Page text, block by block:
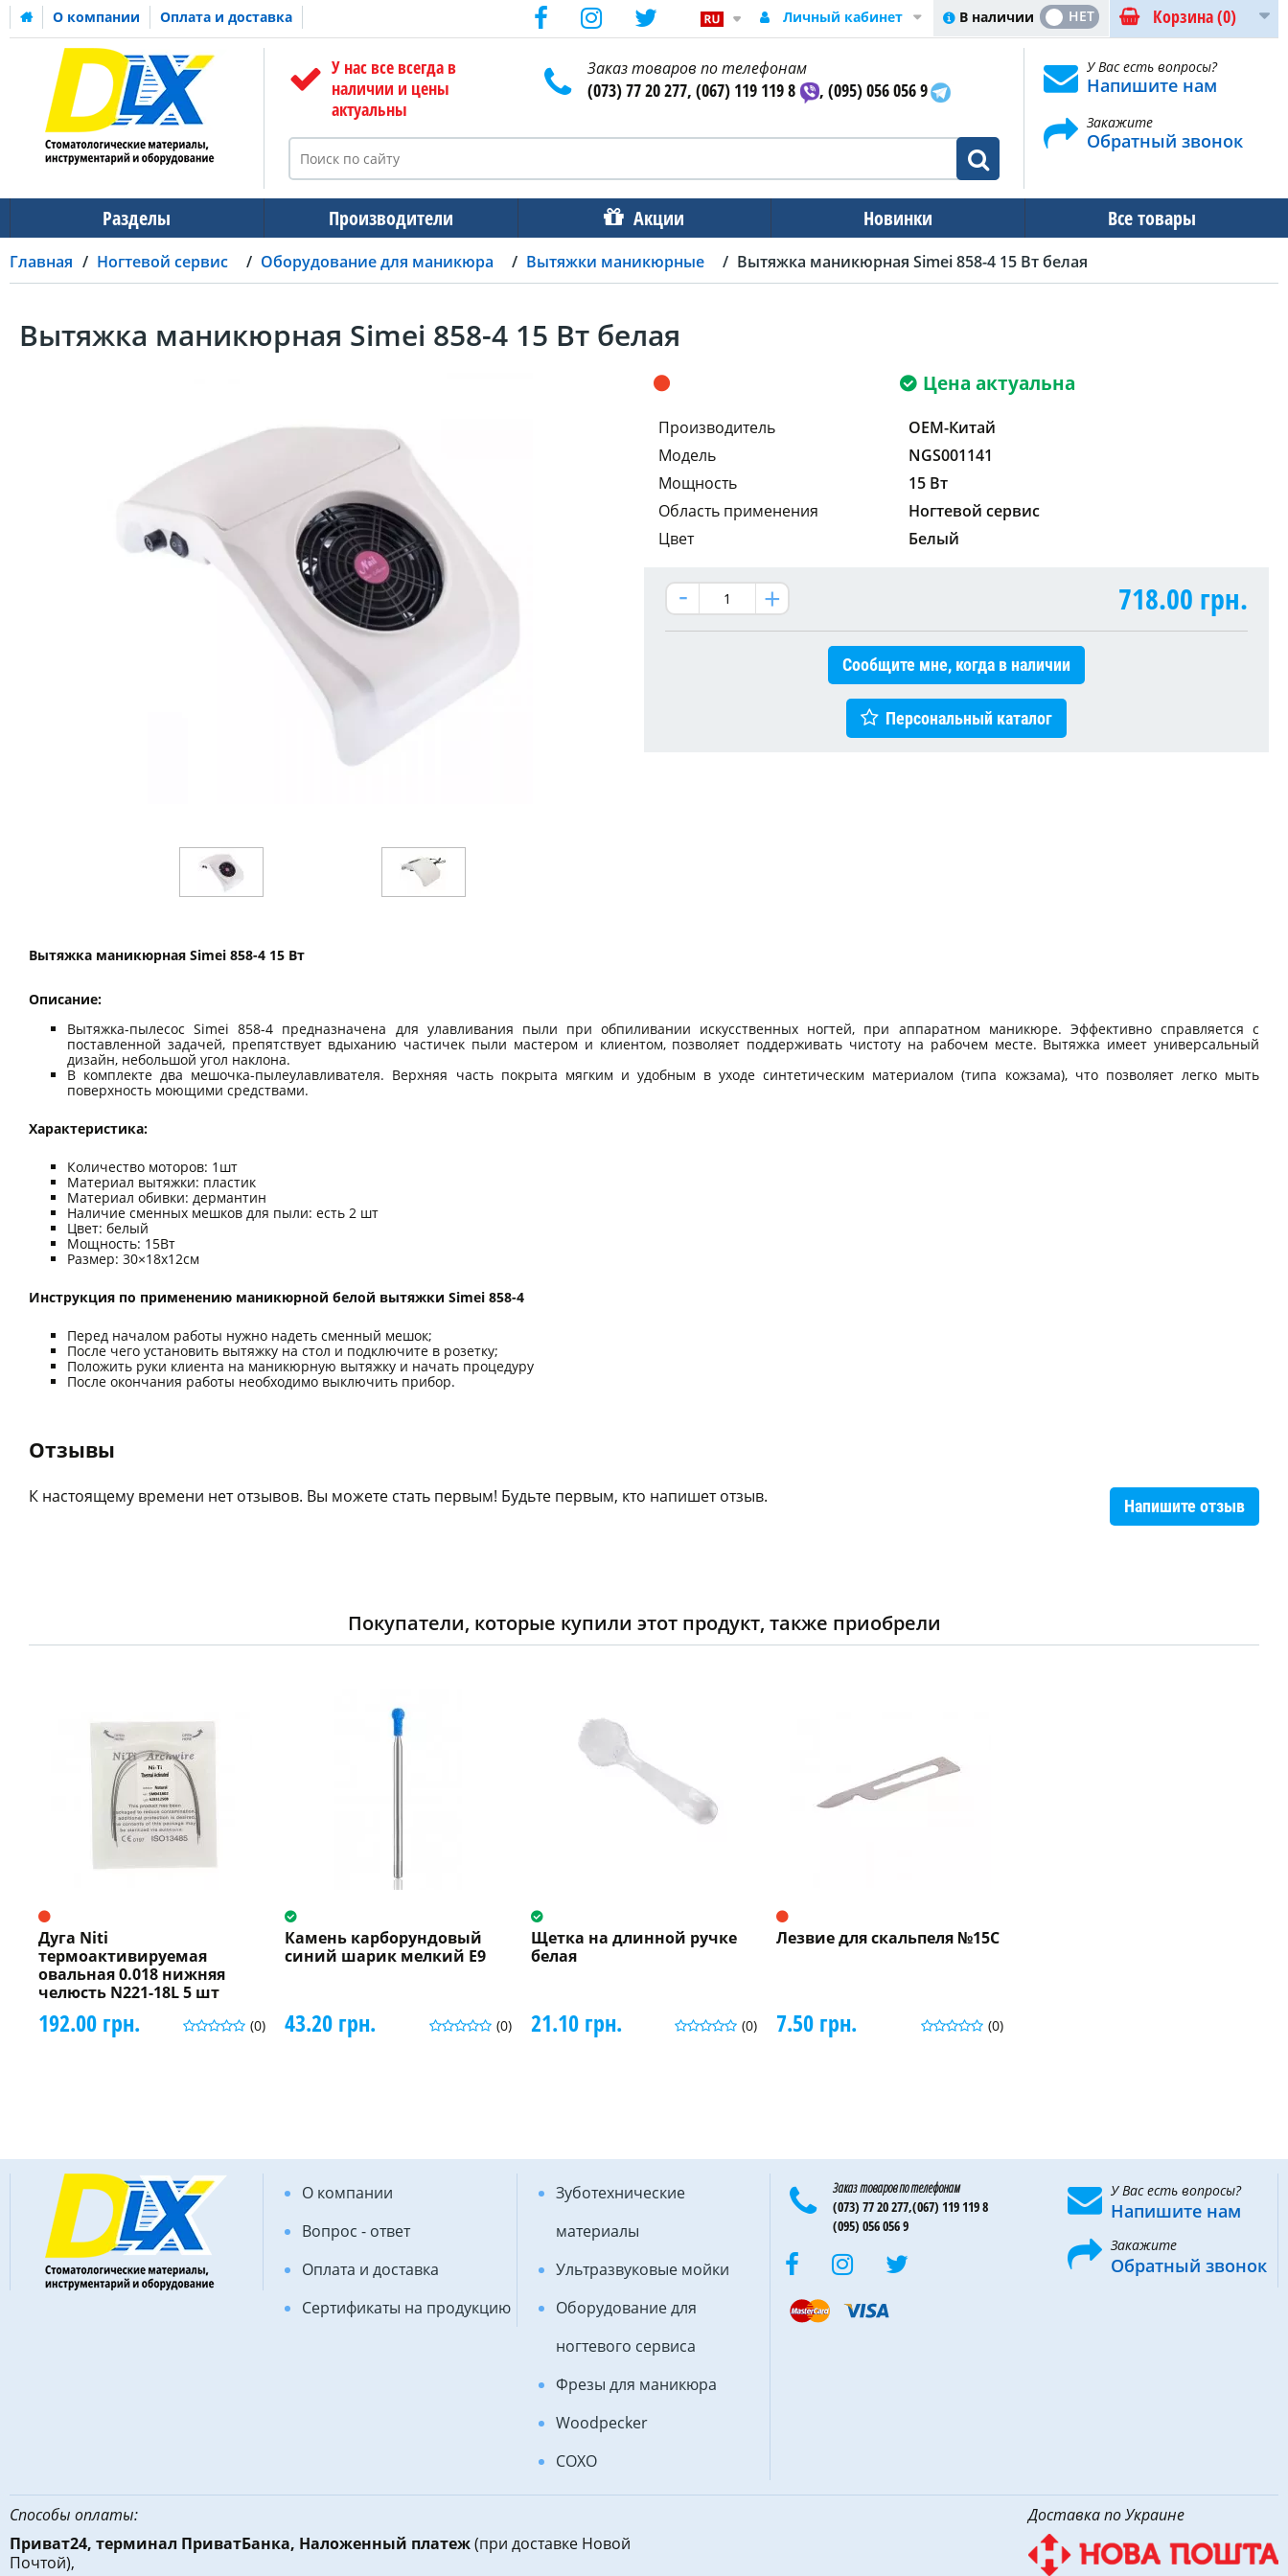
О компании Оплата и доставка Корзина(0)
В наличии
ДА НЕТ
Личный кабинет
У нас все всегда в
наличии и цены
актуальны
Заказ товаров по телефонам
(073) 77 20 277, (067) 119 119 8 , (095) 056 056 9
У Вас есть вопросы?
Напишите нам
Закажите
Обратный звонок
Разделы Производители Акции Новинки Все товары
Главная Ногтевой сервис Оборудование для маникюра Вытяжки маникюрные Вытяжка маникюрная Simei 858-4 15 Вт белая
Вытяжка маникюрная Simei 858-4 15 Вт белая
Цена актуальна
Производитель
OEM-Китай
Модель
NGS001141
Мощность
15 Вт
Область применения
Ногтевой сервис
Цвет
Белый
718.00 грн.
Сообщите мне, когда в наличии
Персональный каталог
Вытяжка маникюрная Simei 858-4 15 Вт
Описание:
Вытяжка-пылесос Simei 858-4 предназначена для улавливания пыли при обпиливании искусственных ногтей, при аппаратном маникюре. Эффективно справляется с
поставленной задачей, препятствует вдыханию частичек пыли мастером и клиентом, позволяет поддерживать чистоту на рабочем месте. Вытяжка имеет универсальный
дизайн, небольшой угол наклона.
В комплекте два мешочка-пылеулавливателя. Верхняя часть покрыта мягким и удобным в уходе синтетическим материалом (типа кожзама), что позволяет легко мыть
поверхность моющими средствами.
Характеристика:
Количество моторов: 1шт
Материал вытяжки: пластик
Материал обивки: дермантин
Наличие сменных мешков для пыли: есть 2 шт
Цвет: белый
Мощность: 15Вт
Размер: 30×18х12см
Инструкция по применению маникюрной белой вытяжки Simei 858-4
Перед началом работы нужно надеть сменный мешок;
После чего установить вытяжку на стол и подключите в розетку;
Положить руки клиента на маникюрную вытяжку и начать процедуру
После окончания работы необходимо выключить прибор.
Отзывы
Напишите отзыв
К настоящему времени нет отзывов. Вы можете стать первым! Будьте первым, кто напишет отзыв.
Покупатели, которые купили этот продукт, также приобрели
Дуга Niti
термоактивируемая
овальная 0.018 нижняя
челюсть N221-18L 5 шт
(0)
192.00 грн.
Камень карборундовый
синий шарик мелкий E9
(0)
43.20 грн.
Щетка на длинной ручке
белая
(0)
21.10 грн.
Лезвие для скальпеля №15C
(0)
7.50 грн.
О компании
Вопрос - ответ
Оплата и доставка
Сертификаты на продукцию
Зуботехнические
материалы
Ультразвуковые мойки
Оборудование для
ногтевого сервиса
Фрезы для маникюра
Woodpecker
COXO
Заказ товаров по телефонам
(073) 77 20 277,(067) 119 119 8
(095) 056 056 9
У Вас есть вопросы?
Напишите нам
Закажите
Обратный звонок
Способы оплаты:
Приват24, терминал ПриватБанка, Наложенный платеж(при доставке Новой
Почтой),
Доставка по Украине